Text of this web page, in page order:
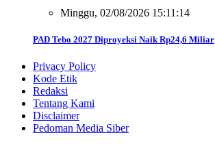
Minggu, 02/08/2026 15:11:14
PAD Tebo 2027 Diproyeksi Naik Rp24,6 Miliar
Privacy Policy
Kode Etik
Redaksi
Tentang Kami
Disclaimer
Pedoman Media Siber